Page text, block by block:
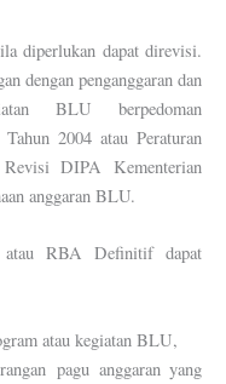
diperlukan dapat direvisi.
dengan penganggaran dan
BLU berpedoman
2004 atau Peraturan
Revisi DIPA Kementerian
anggaran BLU.
atau RBA Definitif dapat
atau kegiatan BLU,
pagu anggaran yang